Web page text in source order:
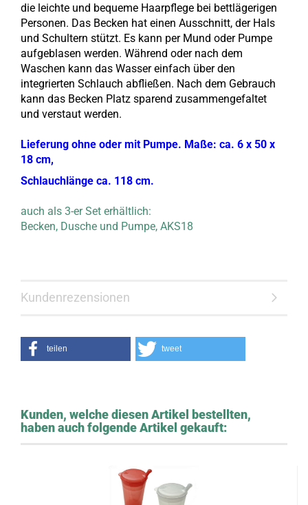
die leichte und bequeme Haarpflege bei bettlägerigen
Personen. Das Becken hat einen Ausschnitt, der Hals
und Schultern stützt. Es kann per Mund oder Pumpe
aufgeblasen werden. Während oder nach dem
Waschen kann das Wasser einfach über den
integrierten Schlauch abfließen. Nach dem Gebrauch
kann das Becken Platz sparend zusammengefaltet
und verstaut werden.
Lieferung ohne oder mit Pumpe. Maße: ca. 6 x 50 x
18 cm,
Schlauchlänge ca. 118 cm.
auch als 3-er Set erhältlich:
Becken, Dusche und Pumpe, AKS18
Kundenrezensionen
teilen tweet
Kunden, welche diesen Artikel bestellten,
haben auch folgende Artikel gekauft: